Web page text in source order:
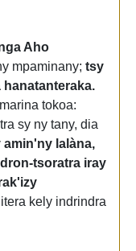
Aho
mpaminany; tsy
tokoa:
sy ny tany, dia
lalàna,
tsoratra iray
kely indrindra